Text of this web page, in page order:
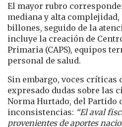
El mayor rubro
mediana y alta complejidad,
billones, seguido de la
incluye la creación de
Primaria (CAPS), equipos
personal de salud.
Sin embargo, voces críticas
expresado dudas sobre las
Norma Hurtado, del Partido
inconsistencias: “El aval
provenientes de aportes